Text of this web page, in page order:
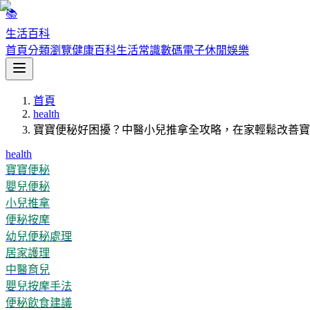
📚
生活百科
首頁分類瀏覽健康百科生活常識數碼電子休閒娛樂
首頁
health
寶寶便秘好困擾？中醫小兒推拿全攻略，在家輕鬆改善
health
寶寶便秘
嬰兒便秘
小兒推拿
便秘按摩
幼兒便秘處理
居家護理
中醫育兒
嬰兒按摩手法
便秘飲食建議